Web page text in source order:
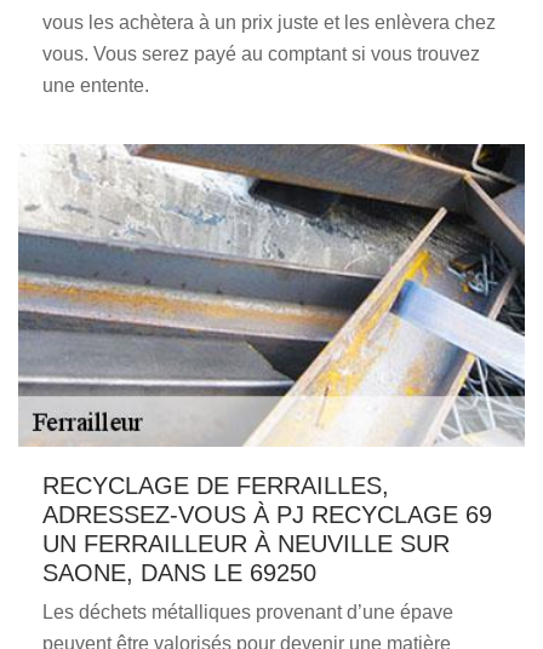
vous les achètera à un prix juste et les enlèvera chez
vous. Vous serez payé au comptant si vous trouvez
une entente.
RECYCLAGE DE FERRAILLES,
ADRESSEZ-VOUS À PJ RECYCLAGE 69
UN FERRAILLEUR À NEUVILLE SUR
SAONE, DANS LE 69250
Les déchets métalliques provenant d’une épave
peuvent être valorisés pour devenir une matière